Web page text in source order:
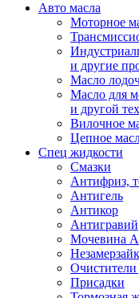
Авто масла
Моторное
и другие
Масло
Масло для
и другой
Вилочное
Цепное
Спец жидкости
Смазки
Антифриз,
Антигель
Антикор
Антигравий
Мочевина
Очистители
Присадки